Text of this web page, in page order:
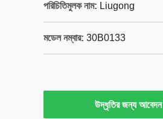
পরিচিতিমুলক নাম: Liugong
মডেল নম্বার: 30B0133
উদ্ধৃতির জন্য আবেদন